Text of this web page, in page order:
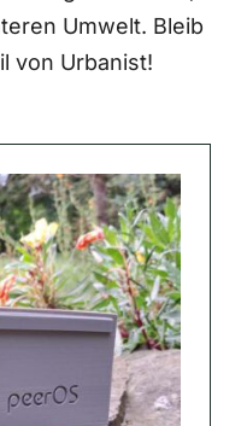
Umwelt. Bleib
von Urbanist!